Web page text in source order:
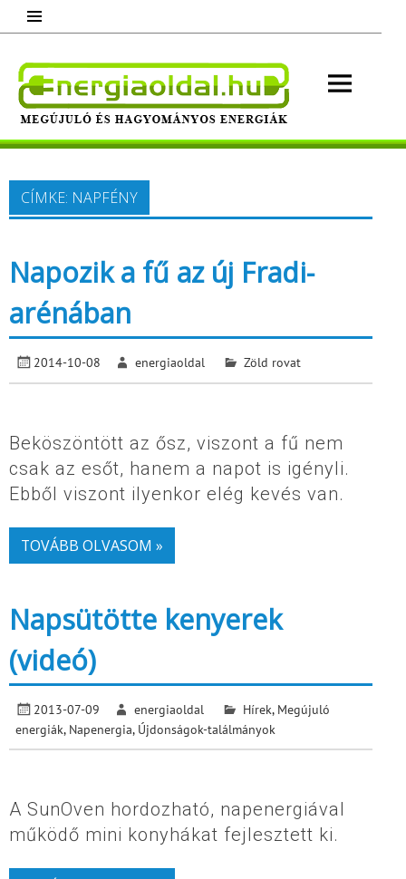
content
Megújuló és hagyományos energiák.
Minden, ami energia!
CÍMKE: NAPFÉNY
Napozik a fű az új Fradi-
arénában
2014-10-08 energiaoldal Zöld rovat
Beköszöntött az ősz, viszont a fű nem
csak az esőt, hanem a napot is igényli.
Ebből viszont ilyenkor elég kevés van.
TOVÁBB OLVASOM »
Napsütötte kenyerek
(videó)
2013-07-09 energiaoldal Hírek, Megújuló
energiák, Napenergia, Újdonságok-találmányok
A SunOven hordozható, napenergiával
működő mini konyhákat fejlesztett ki.